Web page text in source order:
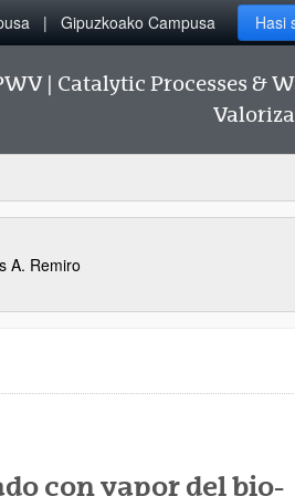
Gipuzkoako Campusa Hasi
| Catalytic Processes &
A. Remiro
con vapor del bio-